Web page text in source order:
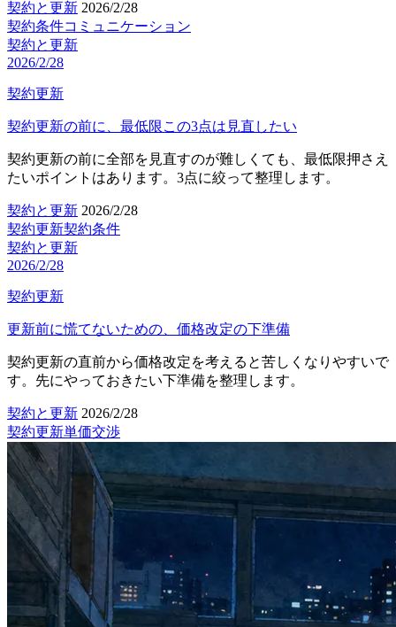
契約と更新 2026/2/28
契約条件コミュニケーション
契約と更新
2026/2/28
契約更新
契約更新の前に、最低限この3点は見直したい
契約更新の前に全部を見直すのが難しくても、最低限押さえ
たいポイントはあります。3点に絞って整理します。
契約と更新 2026/2/28
契約更新契約条件
契約と更新
2026/2/28
契約更新
更新前に慌てないための、価格改定の下準備
契約更新の直前から価格改定を考えると苦しくなりやすいで
す。先にやっておきたい下準備を整理します。
契約と更新 2026/2/28
契約更新単価交渉